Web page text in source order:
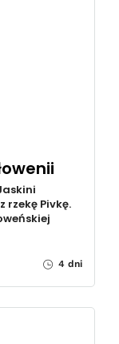
rzekę Pivkę.
4 dni